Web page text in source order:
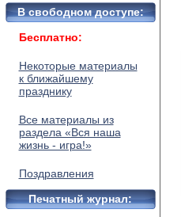
В свободном доступе:
Бесплатно:
Некоторые материалы
к ближайшему
празднику
Все материалы из
раздела «Вся наша
жизнь - игра!»
Поздравления
Печатный журнал: